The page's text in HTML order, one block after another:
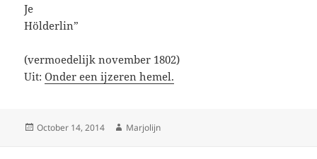
Je
Hölderlin”
(vermoedelijk november 1802)
Uit:Onder een ijzeren hemel.
Posted
October 14, 2014 Author
Marjolijn